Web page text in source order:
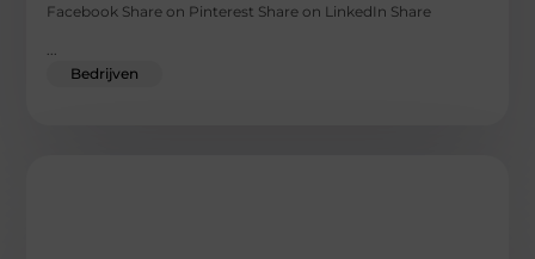
Facebook Share on Pinterest Share on LinkedIn Share
...
Bedrijven